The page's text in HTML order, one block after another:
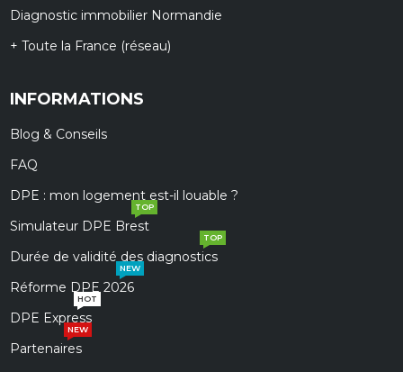
Diagnostic immobilier Normandie
+ Toute la France (réseau)
INFORMATIONS
Blog & Conseils
FAQ
DPE : mon logement est-il louable ?
Simulateur DPE Brest
TOP
Durée de validité des diagnostics
TOP
Réforme DPE 2026
NEW
DPE Express
HOT
Partenaires
NEW